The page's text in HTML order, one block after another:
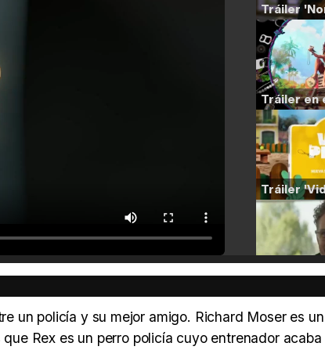
un policía y su mejor amigo. Richard Moser es un
Rex es un perro policía cuyo entrenador